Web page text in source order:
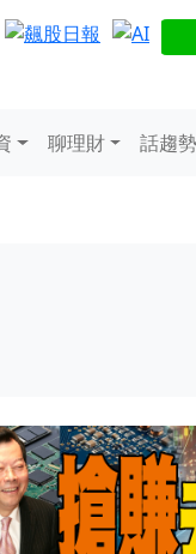
聊理財 話趨勢